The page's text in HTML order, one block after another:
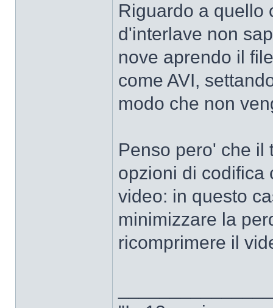
Riguardo a quello
d'interlave non
nove aprendo il
come AVI,
modo che non
Penso pero' che il
opzioni di codifica
video: in questo
minimizzare la
ricomprimere il